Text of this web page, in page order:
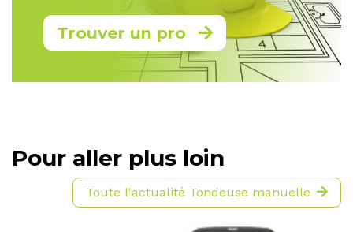
Trouver un pro
Pour aller plus loin
Toute l'actualité Tondeuse manuelle